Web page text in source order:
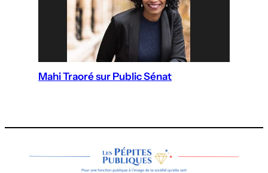
Mahi Traoré sur Public Sénat